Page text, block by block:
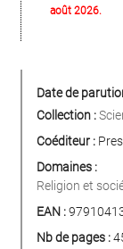
août 2026.
Date de
Collection :
Coéditeur :
Domaines :
Religion et
EAN :
Nb de pages :